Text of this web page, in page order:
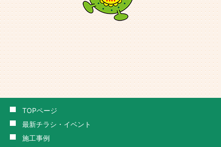
TOPページ
最新チラシ・イベント
施工事例